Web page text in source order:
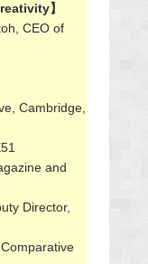
】
CEO of
Cambridge,
and
Director,